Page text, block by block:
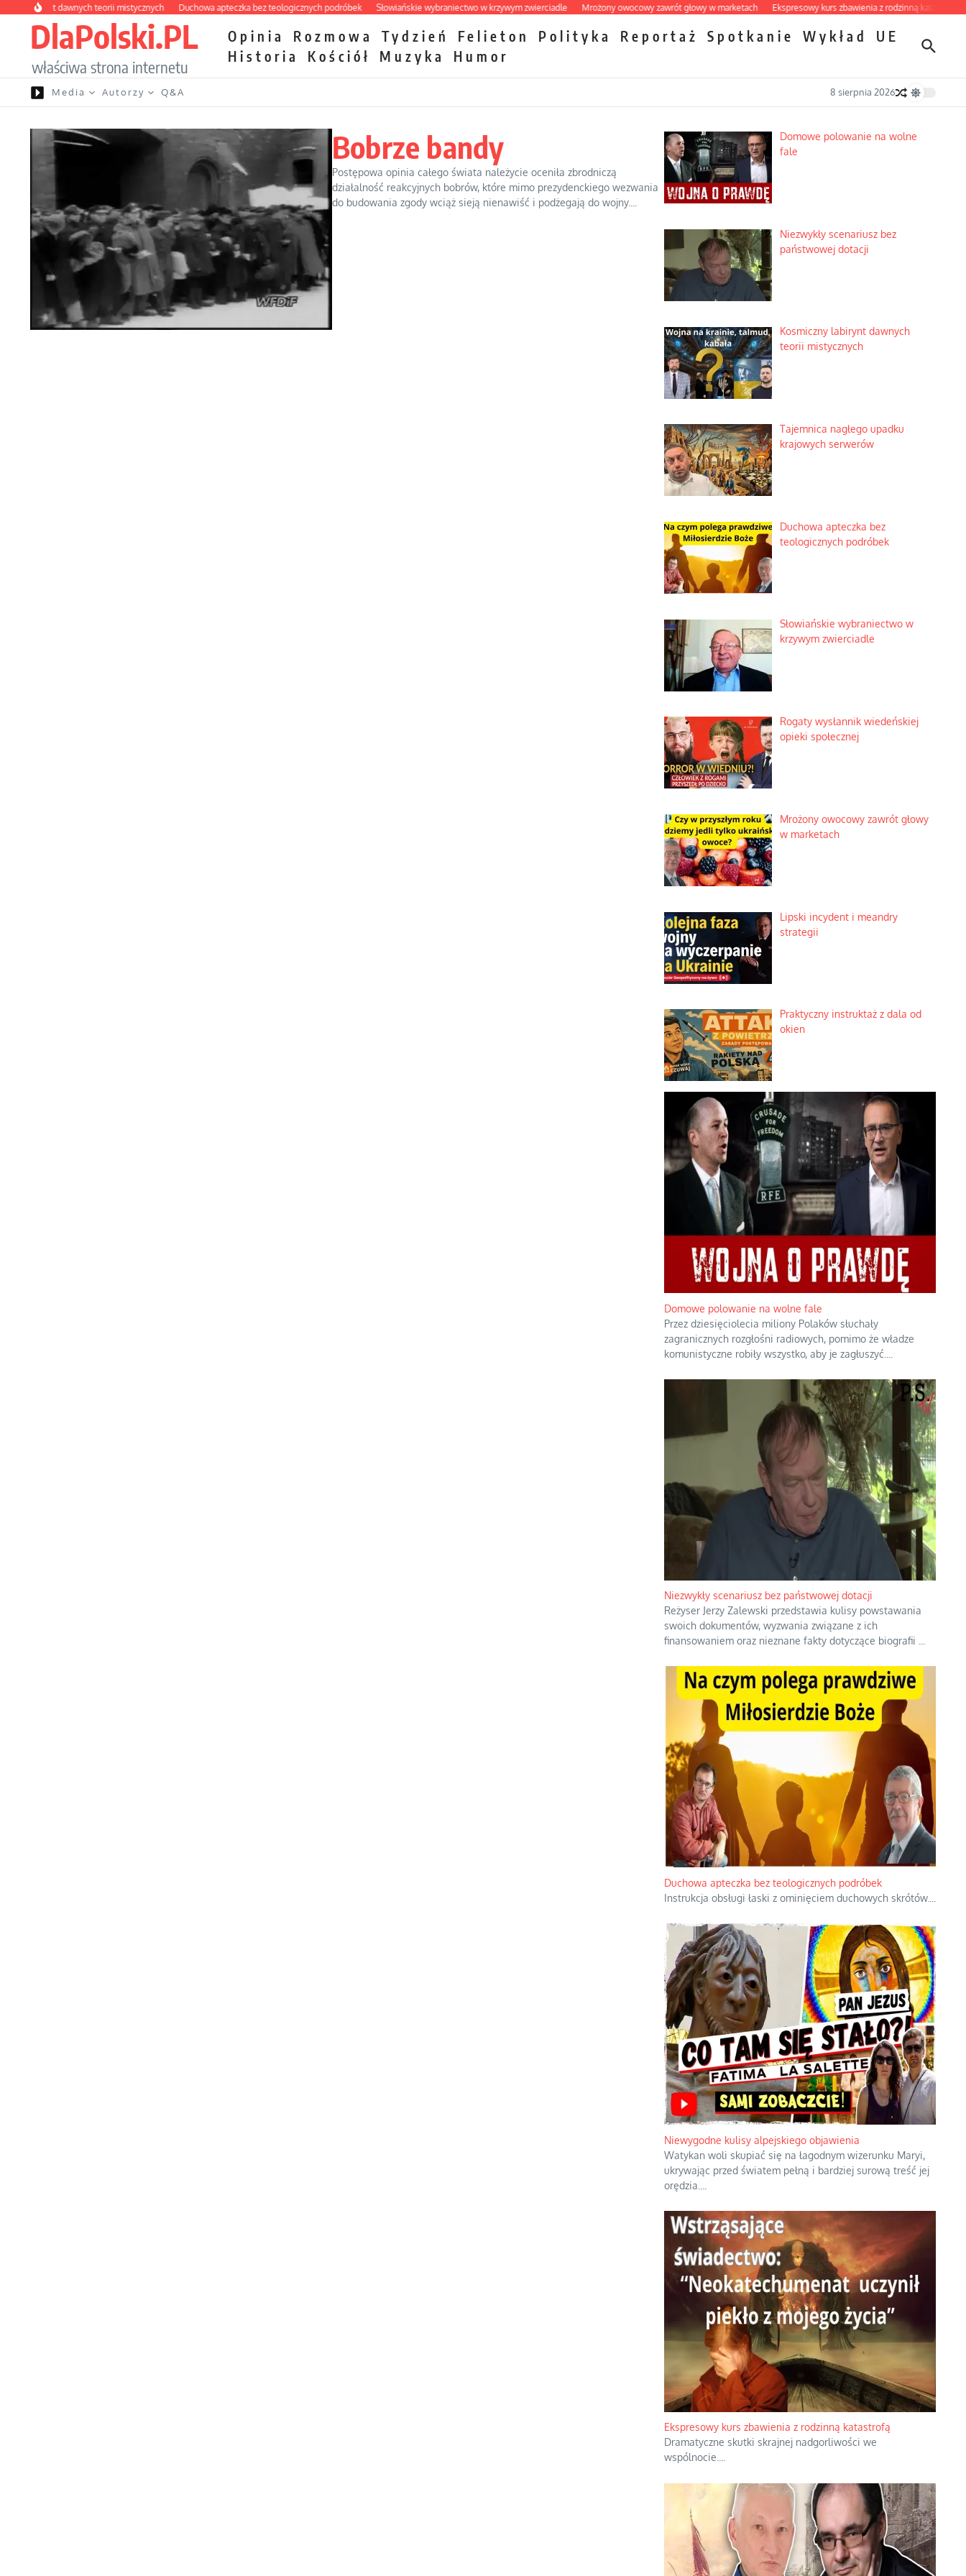
Przejdź do treści
labirynt dawnych teorii mistycznych Duchowa apteczka bez teologicznych podróbek Słowiańskie wybraniectwo w krzywym zwierciadle Mrożony owocowy zawrót głowy w marketach Ekspresowy kurs zbawienia z rodzinną katastrofą
DlaPolski.PL
właściwa strona internetu
Opinia Rozmowa Tydzień Felieton Polityka Reportaż Spotkanie Wykład
UE
Historia
Kościół Muzyka Humor
Media Autorzy Q&A 8 sierpnia 2026
Bobrze bandy
Postępowa opinia całego świata należycie oceniła zbrodniczą
działalność reakcyjnych bobrów, które mimo prezydenckiego wezwania
do budowania zgody wciąż sieją nienawiść i podżegają do wojny....
Domowe polowanie na wolne
fale
Niezwykły scenariusz bez
państwowej dotacji
Kosmiczny labirynt dawnych
teorii mistycznych
Tajemnica nagłego upadku
krajowych serwerów
Duchowa apteczka bez
teologicznych podróbek
Słowiańskie wybraniectwo w
krzywym zwierciadle
Rogaty wysłannik wiedeńskiej
opieki społecznej
Mrożony owocowy zawrót głowy
w marketach
Lipski incydent i meandry
strategii
Praktyczny instruktaż z dala od
okien
Domowe polowanie na wolne fale
Przez dziesięciolecia miliony Polaków słuchały
zagranicznych rozgłośni radiowych, pomimo że władze
komunistyczne robiły wszystko, aby je zagłuszyć.
Niezwykły scenariusz bez państwowej dotacji
Reżyser Jerzy Zalewski przedstawia kulisy powstawania
swoich dokumentów, wyzwania związane z ich
finansowaniem oraz nieznane fakty dotyczące biografii
Duchowa apteczka bez teologicznych podróbek
Instrukcja obsługi łaski z ominięciem duchowych skrótów.
Niewygodne kulisy alpejskiego objawienia
Watykan woli skupiać się na łagodnym wizerunku Maryi,
ukrywając przed światem pełną i bardziej surową treść jej
orędzia.
Ekspresowy kurs zbawienia z rodzinną katastrofą
Dramatyczne skutki skrajnej nadgorliwości we
wspólnocie.